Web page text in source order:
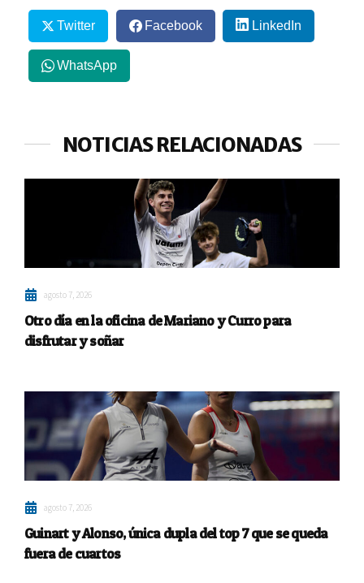
Twitter Facebook LinkedIn
WhatsApp
NOTICIAS RELACIONADAS
agosto 7, 2026
Otro día en la oficina de Mariano y Curro para
disfrutar y soñar
agosto 7, 2026
Guinart y Alonso, única dupla del top 7 que se queda
fuera de cuartos